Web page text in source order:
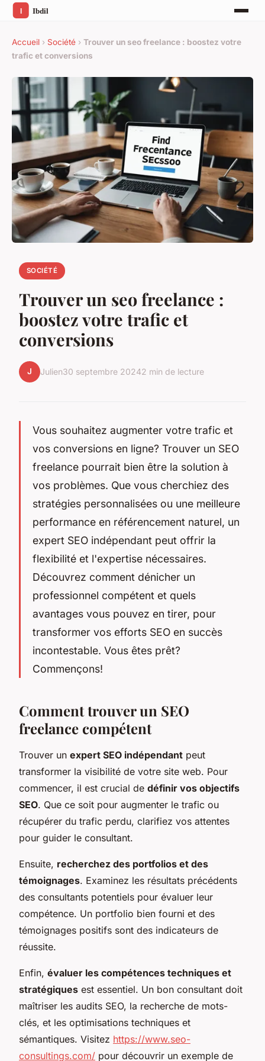
Accueil › Société › Trouver un seo freelance : boostez votre
trafic et conversions
SOCIÉTÉ
Trouver un seo freelance :
boostez votre trafic et
conversions
J Julien30 septembre 20242 min de lecture
Vous souhaitez augmenter votre trafic et
vos conversions en ligne? Trouver un SEO
freelance pourrait bien être la solution à
vos problèmes. Que vous cherchiez des
stratégies personnalisées ou une meilleure
performance en référencement naturel, un
expert SEO indépendant peut offrir la
flexibilité et l'expertise nécessaires.
Découvrez comment dénicher un
professionnel compétent et quels
avantages vous pouvez en tirer, pour
transformer vos efforts SEO en succès
incontestable. Vous êtes prêt?
Commençons!
Comment trouver un SEO
freelance compétent
Trouver un expert SEO indépendant peut
transformer la visibilité de votre site web. Pour
commencer, il est crucial de définir vos objectifs
SEO. Que ce soit pour augmenter le trafic ou
récupérer du trafic perdu, clarifiez vos attentes
pour guider le consultant.
Ensuite, recherchez des portfolios et des
témoignages. Examinez les résultats précédents
des consultants potentiels pour évaluer leur
compétence. Un portfolio bien fourni et des
témoignages positifs sont des indicateurs de
réussite.
Enfin, évaluer les compétences techniques et
stratégiques est essentiel. Un bon consultant doit
maîtriser les audits SEO, la recherche de mots-
clés, et les optimisations techniques et
sémantiques. Visitez https://www.seo-
consultings.com/ pour découvrir un exemple de